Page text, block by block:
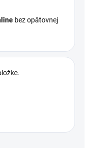
bez opätovnej